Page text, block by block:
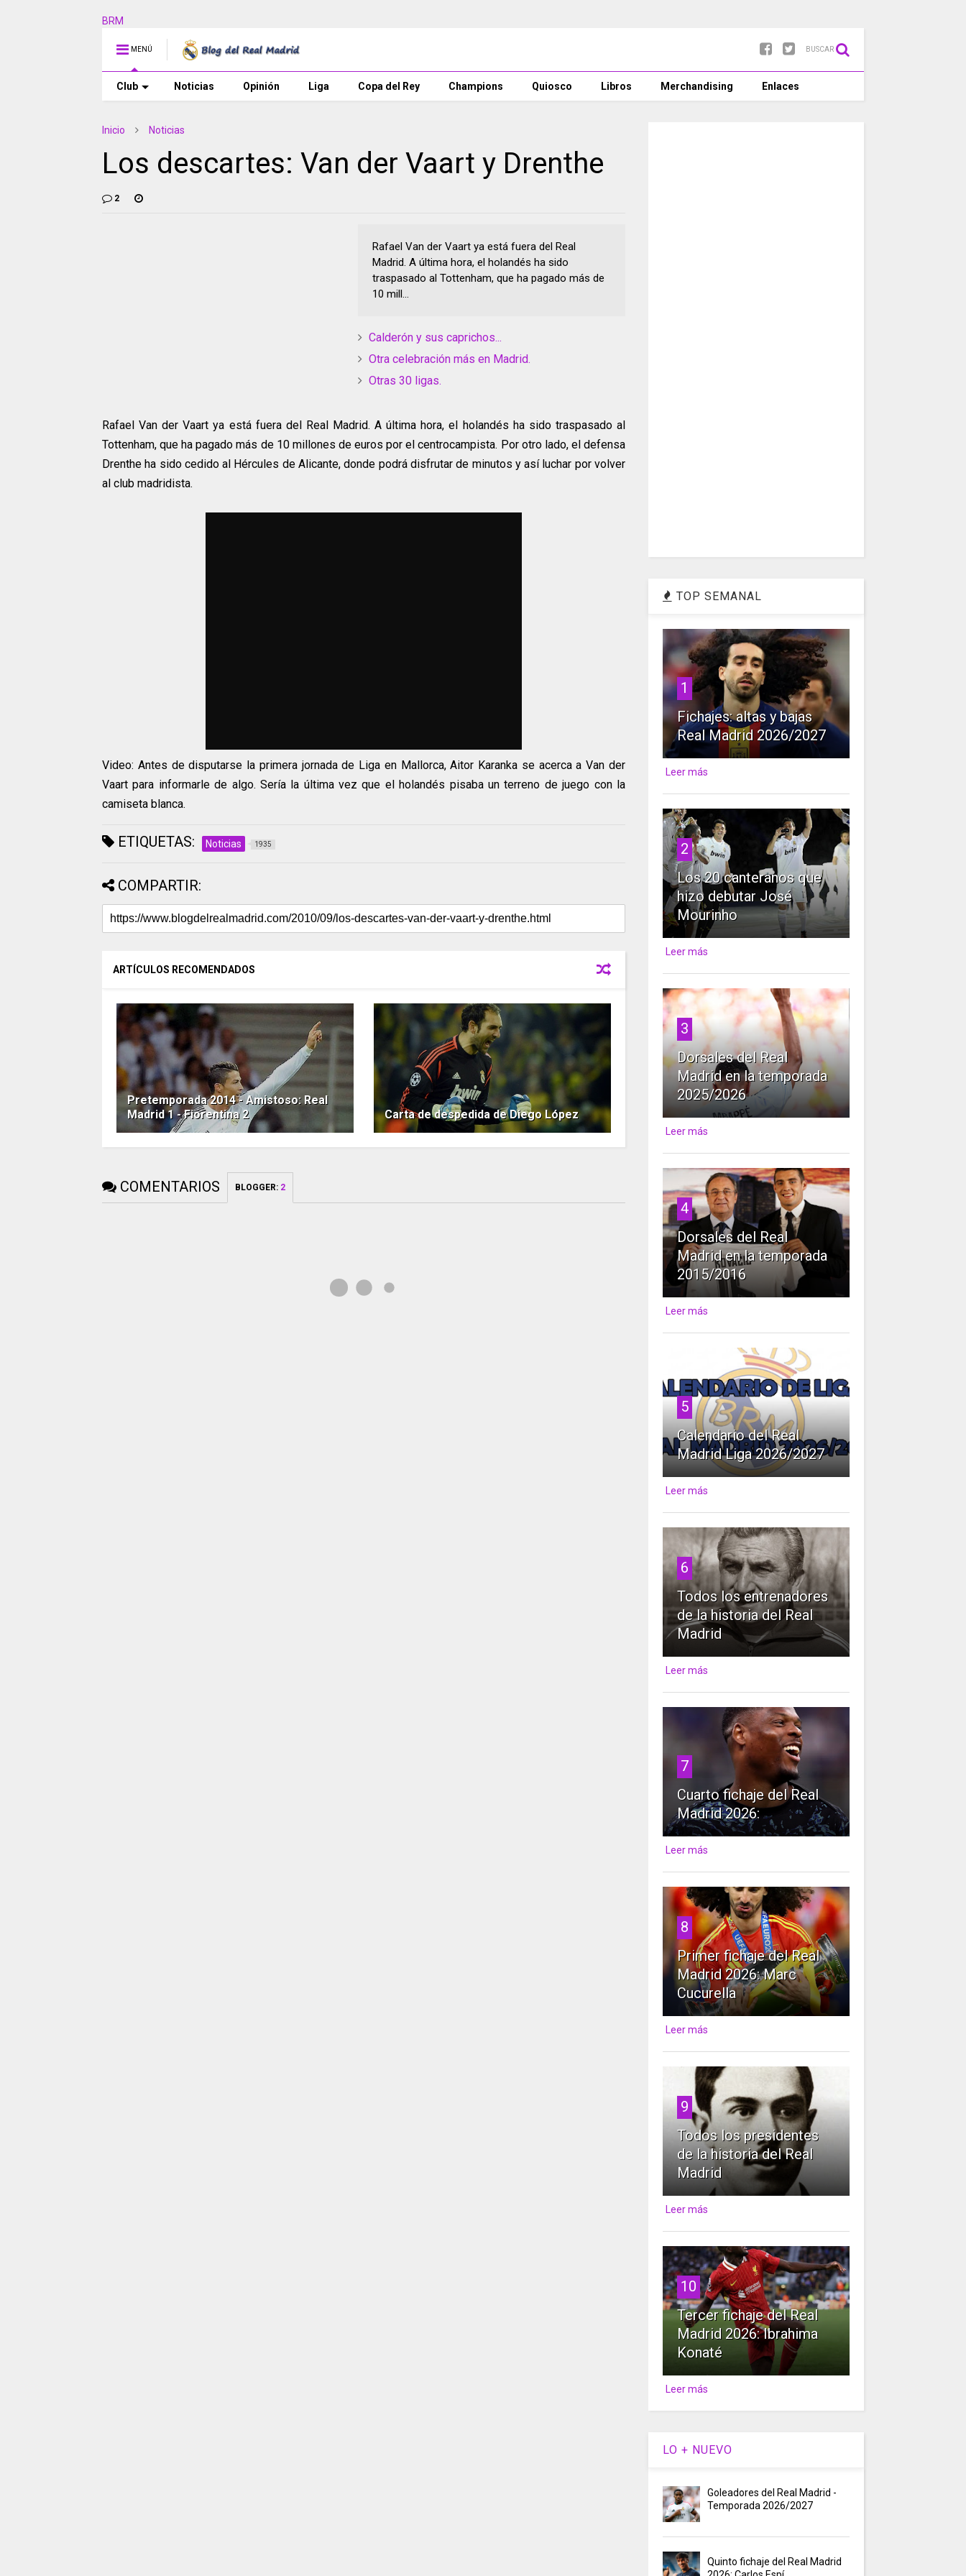
BRM
MENÚ BUSCAR
Club Noticias Opinión Liga Copa del Rey Champions Quiosco Libros Merchandising Enlaces
Inicio Noticias
Los descartes: Van der Vaart y Drenthe
2
Rafael Van der Vaart ya está fuera del Real
Madrid. A última hora, el holandés ha sido
traspasado al Tottenham, que ha pagado más de
10 mill...
Calderón y sus caprichos...
Otra celebración más en Madrid.
Otras 30 ligas.
Rafael Van der Vaart ya está fuera del Real Madrid. A última hora, el holandés ha sido traspasado al
Tottenham, que ha pagado más de 10 millones de euros por el centrocampista. Por otro lado, el defensa
Drenthe ha sido cedido al Hércules de Alicante, donde podrá disfrutar de minutos y así luchar por volver
al club madridista.
Video: Antes de disputarse la primera jornada de Liga en Mallorca, Aitor Karanka se acerca a Van der
Vaart para informarle de algo. Sería la última vez que el holandés pisaba un terreno de juego con la
camiseta blanca.
ETIQUETAS: Noticias 1935
COMPARTIR:
ARTÍCULOS RECOMENDADOS
Pretemporada 2014 - Amistoso: Real
Madrid 1 - Fiorentina 2
Carta de despedida de Diego López
COMENTARIOS BLOGGER: 2
TOP SEMANAL
1
Fichajes: altas y bajas
Real Madrid 2026/2027
Leer más
2
Los 20 canteranos que
hizo debutar José
Mourinho
Leer más
3
Dorsales del Real
Madrid en la temporada
2025/2026
Leer más
4
Dorsales del Real
Madrid en la temporada
2015/2016
Leer más
5
Calendario del Real
Madrid Liga 2026/2027
Leer más
6
Todos los entrenadores
de la historia del Real
Madrid
Leer más
7
Cuarto fichaje del Real
Madrid 2026:
Leer más
8
Primer fichaje del Real
Madrid 2026: Marc
Cucurella
Leer más
9
Todos los presidentes
de la historia del Real
Madrid
Leer más
10
Tercer fichaje del Real
Madrid 2026: Ibrahima
Konaté
Leer más
LO + NUEVO
Goleadores del Real Madrid -
Temporada 2026/2027
Quinto fichaje del Real Madrid